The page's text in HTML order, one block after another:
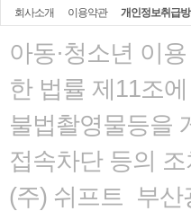
회사소개 이용약관 개인정보취급
아동·청소년 이
한 법률 제11조
불법촬영물등을
접속차단 등의
(주) 쉬프트 부산